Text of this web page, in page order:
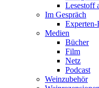
Lesestoff
Im Gespräch
Experten-
Medien
Bücher
Film
Netz
Podcast
Weinzubehör